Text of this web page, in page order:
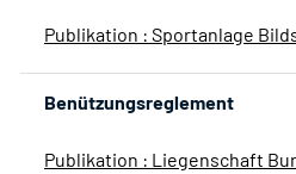
Publikation : Sportanlage
Benützungsreglement
Publikation : Liegenschaft